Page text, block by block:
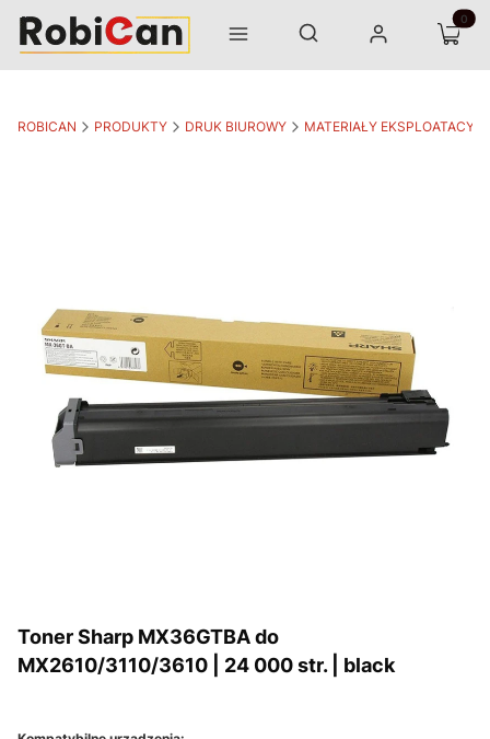
Menu Otwórz wyszukiwarkę
Szukaj Zaloguj się Koszyk
ROBICAN PRODUKTY DRUK BIUROWY MATERIAŁY
Toner Sharp MX36GTBA do
MX2610/3110/3610 | 24 000 str. | black